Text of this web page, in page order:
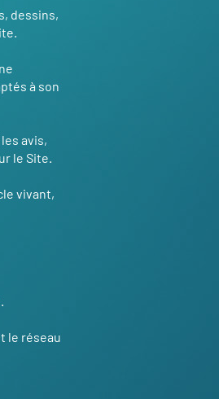
dessins,
à son
avis,
le Site.
vivant,
le réseau